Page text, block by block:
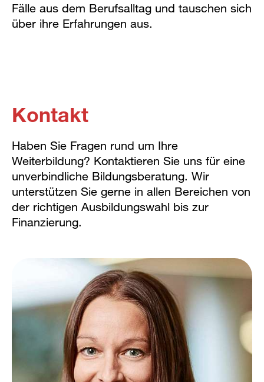
Fälle aus dem Berufsalltag und tauschen sich
über ihre Erfahrungen aus.
Kontakt
Haben Sie Fragen rund um Ihre
Weiterbildung? Kontaktieren Sie uns für eine
unverbindliche Bildungsberatung. Wir
unterstützen Sie gerne in allen Bereichen von
der richtigen Ausbildungswahl bis zur
Finanzierung.